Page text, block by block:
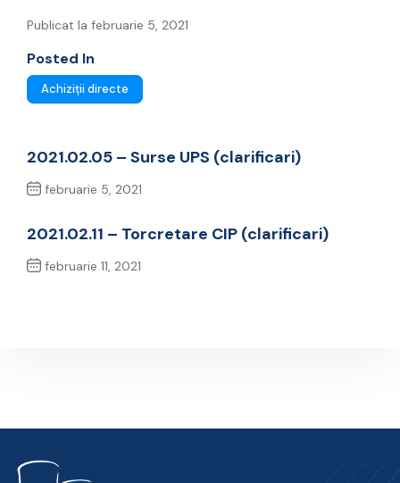
Publicat la februarie 5, 2021
Posted In
Achiziții directe
2021.02.05 – Surse UPS (clarificari)
februarie 5, 2021
2021.02.11 – Torcretare CIP (clarificari)
februarie 11, 2021